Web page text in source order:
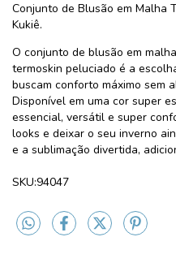
Conjunto de Blusão em Malha
Kukiê.
O conjunto de blusão em
termoskin peluciado é a
buscam conforto máximo sem
Disponível em uma cor super
essencial, versátil e super
looks e deixar o seu inverno
e a sublimação divertida,
SKU:94047